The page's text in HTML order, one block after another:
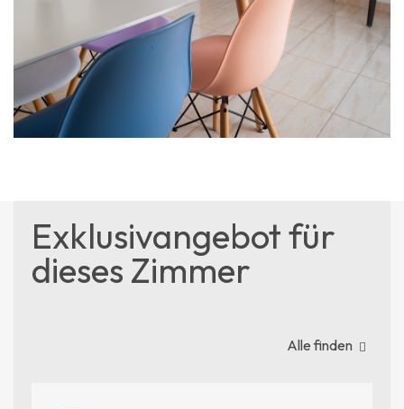
Exklusivangebot für
dieses Zimmer
Alle finden